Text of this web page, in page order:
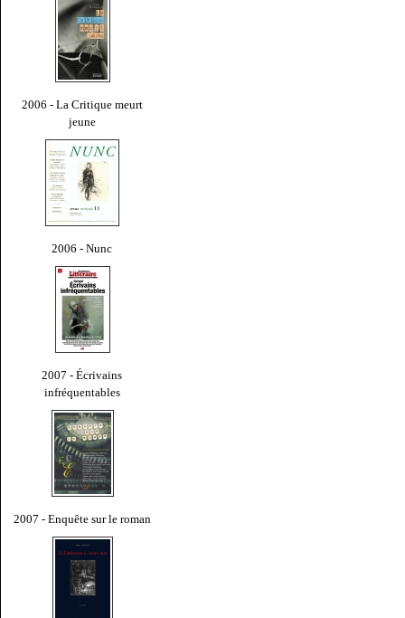
2006 - La Critique meurt
jeune
2006 - Nunc
2007 - Écrivains
infréquentables
2007 - Enquête sur le roman